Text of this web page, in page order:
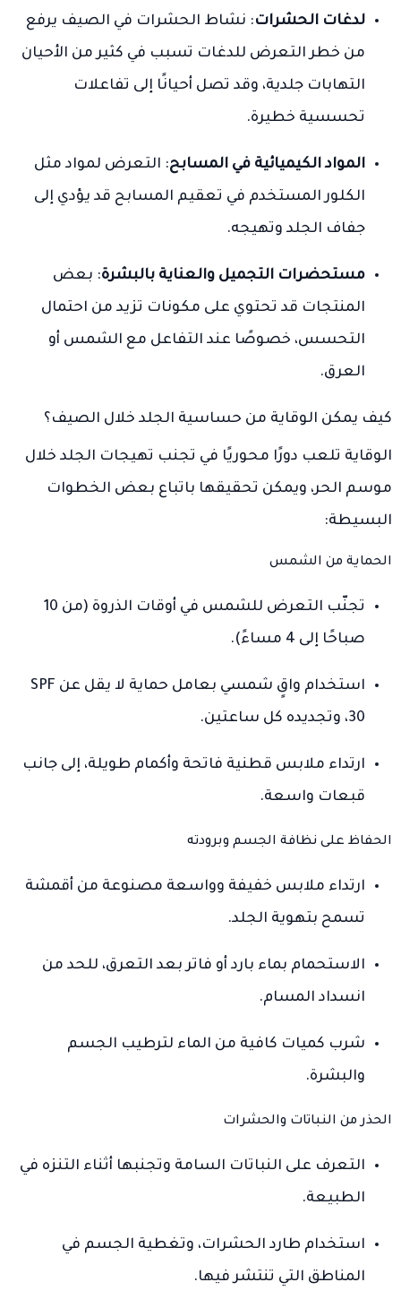
لدغات الحشرات: نشاط الحشرات في الصيف يرفع
من خطر التعرض للدغات تسبب في كثير من الأحيان
التهابات جلدية، وقد تصل أحيانًا إلى تفاعلات
تحسسية خطيرة.
المواد الكيميائية في المسابح: التعرض لمواد مثل
الكلور المستخدم في تعقيم المسابح قد يؤدي إلى
جفاف الجلد وتهيجه.
مستحضرات التجميل والعناية بالبشرة: بعض
المنتجات قد تحتوي على مكونات تزيد من احتمال
التحسس، خصوصًا عند التفاعل مع الشمس أو
العرق.
كيف يمكن الوقاية من حساسية الجلد خلال الصيف؟
الوقاية تلعب دورًا محوريًا في تجنب تهيجات الجلد خلال
موسم الحر، ويمكن تحقيقها باتباع بعض الخطوات
البسيطة:
الحماية من الشمس
تجنّب التعرض للشمس في أوقات الذروة (من 10
صباحًا إلى 4 مساءً).
استخدام واقٍ شمسي بعامل حماية لا يقل عن SPF
30، وتجديده كل ساعتين.
ارتداء ملابس قطنية فاتحة وأكمام طويلة، إلى جانب
قبعات واسعة.
الحفاظ على نظافة الجسم وبرودته
ارتداء ملابس خفيفة وواسعة مصنوعة من أقمشة
تسمح بتهوية الجلد.
الاستحمام بماء بارد أو فاتر بعد التعرق، للحد من
انسداد المسام.
شرب كميات كافية من الماء لترطيب الجسم
والبشرة.
الحذر من النباتات والحشرات
التعرف على النباتات السامة وتجنبها أثناء التنزه في
الطبيعة.
استخدام طارد الحشرات، وتغطية الجسم في
المناطق التي تنتشر فيها.